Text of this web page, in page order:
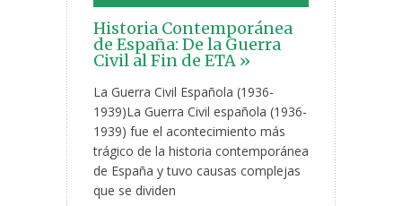
Historia Contemporánea
de España: De la Guerra
Civil al Fin de ETA »
La Guerra Civil Española (1936-
1939)La Guerra Civil española (1936-
1939) fue el acontecimiento más
trágico de la historia contemporánea
de España y tuvo causas complejas
que se dividen